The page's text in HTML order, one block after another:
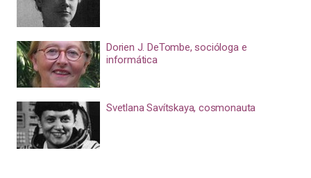
Dorien J. DeTombe, socióloga e
informática
Svetlana Savítskaya, cosmonauta